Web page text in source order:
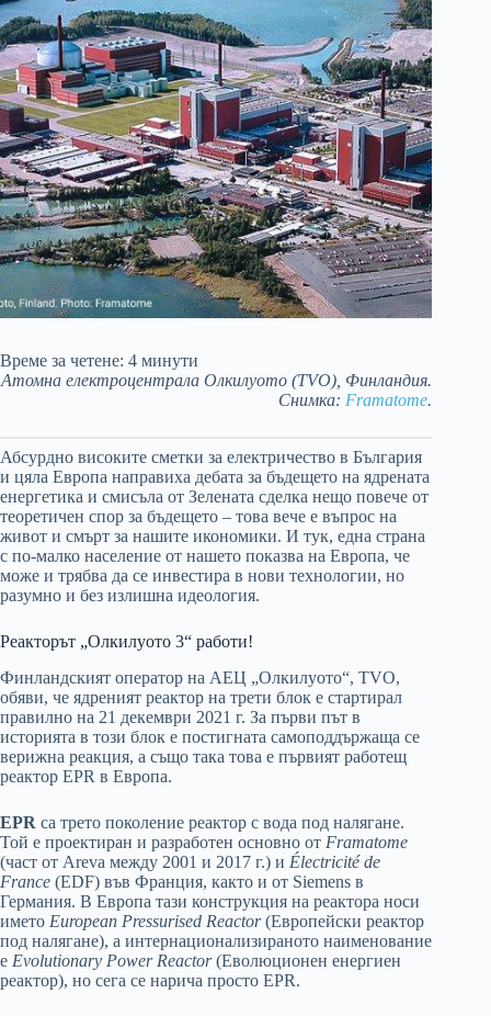
Време за четене: 4 минути
Атомна електроцентрала Олкилуото (TVO), Финландия.
Снимка: Framatome.
Абсурдно високите сметки за електричество в България
и цяла Европа направиха дебата за бъдещето на ядрената
енергетика и смисъла от Зелената сделка нещо повече от
теоретичен спор за бъдещето – това вече е въпрос на
живот и смърт за нашите икономики. И тук, една страна
с по-малко население от нашето показва на Европа, че
може и трябва да се инвестира в нови технологии, но
разумно и без излишна идеология.
Реакторът „Олкилуото 3“ работи!
Финландският оператор на АЕЦ „Олкилуото“, TVO,
обяви, че ядреният реактор на трети блок е стартирал
правилно на 21 декември 2021 г. За първи път в
историята в този блок е постигната самоподдържаща се
верижна реакция, а също така това е първият работещ
реактор EPR в Европа.
EPR са трето поколение реактор с вода под налягане.
Той е проектиран и разработен основно от Framatome
(част от Areva между 2001 и 2017 г.) и Électricité de
France (EDF) във Франция, както и от Siemens в
Германия. В Европа тази конструкция на реактора носи
името European Pressurised Reactor(Европейски реактор
под налягане), а интернационализираното наименование
е Evolutionary Power Reactor(Еволюционен енергиен
реактор), но сега се нарича просто EPR.